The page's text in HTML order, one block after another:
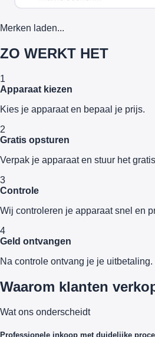
Merken laden...
ZO WERKT HET
1
Apparaat kiezen
Kies je apparaat en bepaal je prijs.
2
Gratis opsturen
Verpak je apparaat en stuur het
3
Controle
Wij controleren je apparaat snel en
4
Geld ontvangen
Na controle ontvang je je uitbetaling.
Waarom klanten
Wat ons onderscheidt
Professionele inkoop met duidelijke